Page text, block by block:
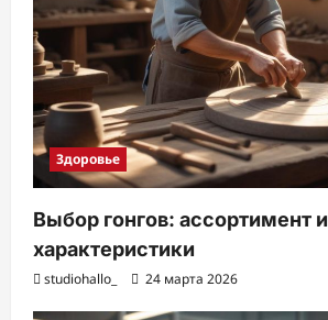
Здоровье
Выбор гонгов: ассортимент и
характеристики
studiohallo_ 24 марта 2026